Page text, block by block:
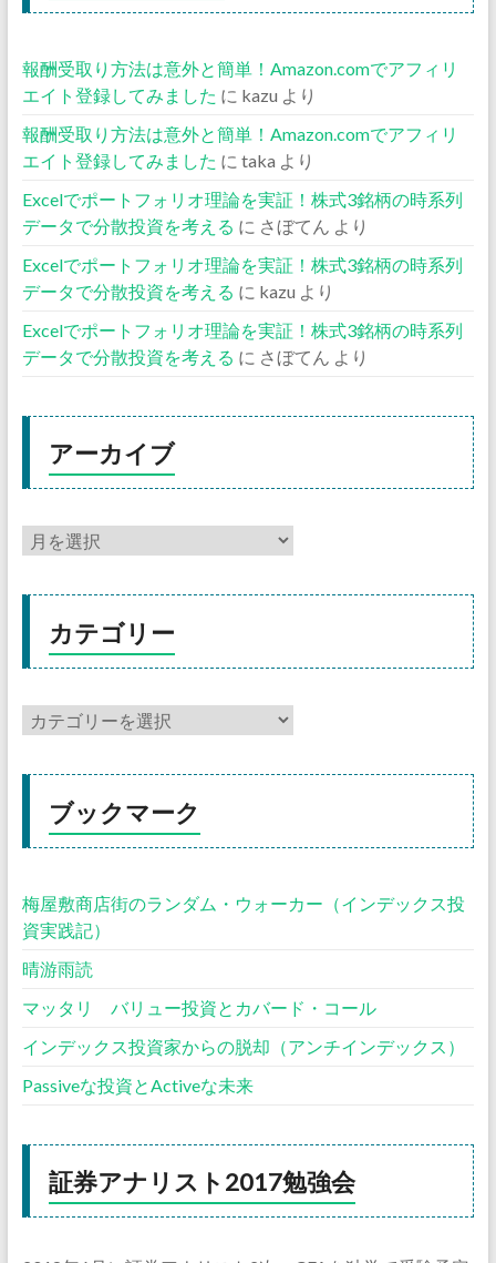
報酬受取り方法は意外と簡単！Amazon.comでアフィリ
エイト登録してみました に kazu より
報酬受取り方法は意外と簡単！Amazon.comでアフィリ
エイト登録してみました に taka より
Excelでポートフォリオ理論を実証！株式3銘柄の時系列
データで分散投資を考える に さぼてん
より
Excelでポートフォリオ理論を実証！株式3銘柄の時系列
データで分散投資を考える に kazu より
Excelでポートフォリオ理論を実証！株式3銘柄の時系列
データで分散投資を考える に さぼてん より
アーカイブ
カテゴリー
ブックマーク
梅屋敷商店街のランダム・ウォーカー（インデックス投
資実践記）
晴游雨読
マッタリ バリュー投資とカバード・コール
インデックス投資家からの脱却（アンチインデックス）
Passiveな投資とActiveな未来
証券アナリスト2017勉強会